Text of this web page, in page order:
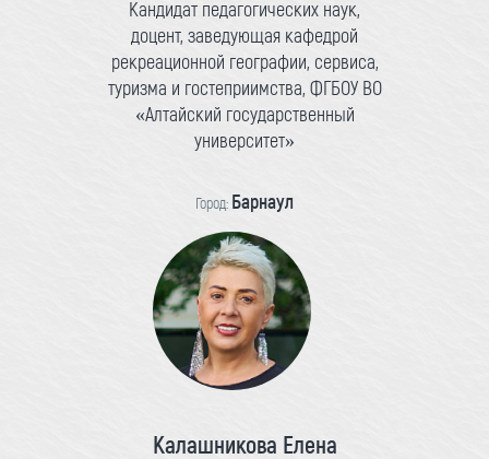
Кандидат педагогических наук,
доцент, заведующая кафедрой
рекреационной географии, сервиса,
туризма и гостеприимства, ФГБОУ ВО
«Алтайский государственный
университет»
Город: Барнаул
Калашникова Елена